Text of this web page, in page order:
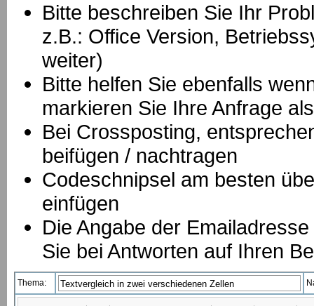
Bitte beschreiben Sie Ihr
z.B.: Office Version,
weiter)
Bitte helfen Sie ebenfalls
markieren Sie Ihre Anfrage
Bei Crossposting,
beifügen / nachtragen
Codeschnipsel am besten
einfügen
Die Angabe der
Sie bei Antworten auf Ihren
Thema: